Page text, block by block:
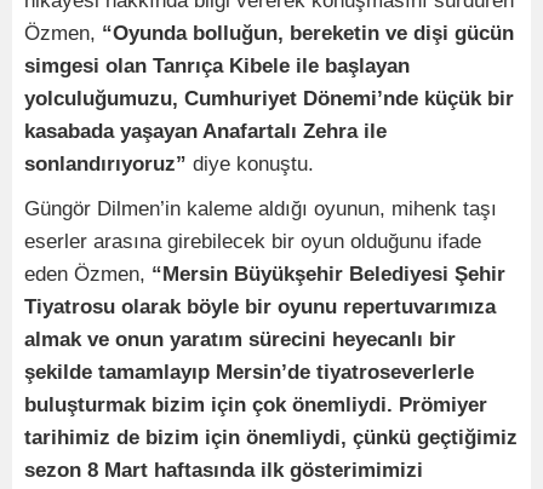
Özmen, “Oyunda bolluğun, bereketin ve dişi gücün
simgesi olan Tanrıça Kibele ile başlayan
yolculuğumuzu, Cumhuriyet Dönemi’nde küçük bir
kasabada yaşayan Anafartalı Zehra ile
sonlandırıyoruz” diye konuştu.
Güngör Dilmen’in kaleme aldığı oyunun, mihenk taşı
eserler arasına girebilecek bir oyun olduğunu ifade
eden Özmen, “Mersin Büyükşehir Belediyesi Şehir
Tiyatrosu olarak böyle bir oyunu repertuvarımıza
almak ve onun yaratım sürecini heyecanlı bir
şekilde tamamlayıp Mersin’de tiyatroseverlerle
buluşturmak bizim için çok önemliydi. Prömiyer
tarihimiz de bizim için önemliydi, çünkü geçtiğimiz
sezon 8 Mart haftasında ilk gösterimimizi